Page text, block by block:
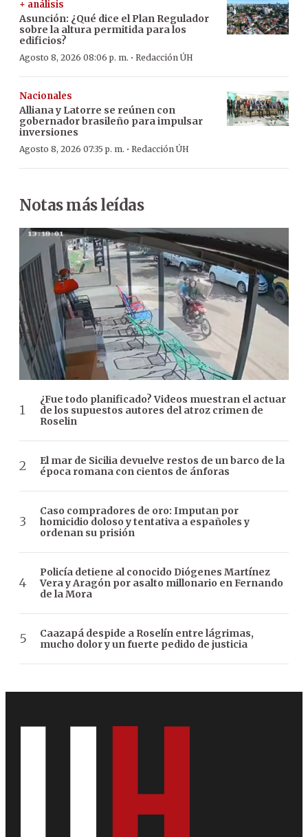
+ análisis
Asunción: ¿Qué dice el Plan Regulador
sobre la altura permitida para los
edificios?
Agosto 8, 2026 08:06 p. m. · Redacción ÚH
Nacionales
Alliana y Latorre se reúnen con
gobernador brasileño para impulsar
inversiones
Agosto 8, 2026 07:35 p. m. · Redacción ÚH
Notas más leídas
¿Fue todo planificado? Videos muestran el actuar
de los supuestos autores del atroz crimen de
Roselin
El mar de Sicilia devuelve restos de un barco de la
época romana con cientos de ánforas
Caso compradores de oro: Imputan por
homicidio doloso y tentativa a españoles y
ordenan su prisión
Policía detiene al conocido Diógenes Martínez
Vera y Aragón por asalto millonario en Fernando
de la Mora
Caazapá despide a Roselín entre lágrimas,
mucho dolor y un fuerte pedido de justicia